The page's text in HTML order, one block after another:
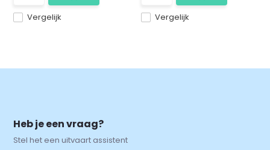
Vergelijk Vergelijk
Heb je een vraag?
Stel het een uitvaart assistent